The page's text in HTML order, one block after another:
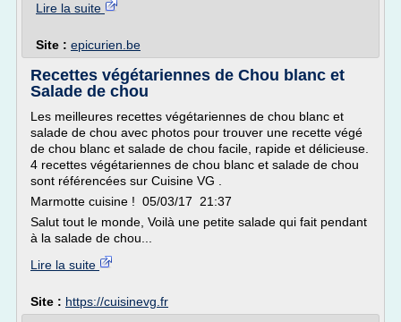
Lire la suite
Site : epicurien.be
Recettes végétariennes de Chou blanc et
Salade de chou
Les meilleures recettes végétariennes de chou blanc et
salade de chou avec photos pour trouver une recette végé
de chou blanc et salade de chou facile, rapide et délicieuse.
4 recettes végétariennes de chou blanc et salade de chou
sont référencées sur Cuisine VG .
Marmotte cuisine ! 05/03/17 21:37
Salut tout le monde, Voilà une petite salade qui fait pendant
à la salade de chou...
Lire la suite
Site : https://cuisinevg.fr